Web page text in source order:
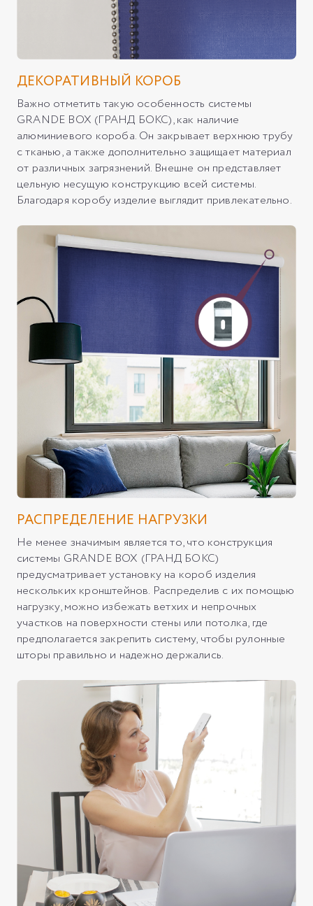
ДЕКОРАТИВНЫЙ КОРОБ
Важно отметить такую особенность системы
GRANDE BOX (ГРАНД БОКС), как наличие
алюминиевого короба. Он закрывает верхнюю трубу
с тканью, а также дополнительно защищает материал
от различных загрязнений. Внешне он представляет
цельную несущую конструкцию всей системы.
Благодаря коробу изделие выглядит привлекательно.
РАСПРЕДЕЛЕНИЕ НАГРУЗКИ
Не менее значимым является то, что конструкция
системы GRANDE BOX (ГРАНД БОКС)
предусматривает установку на короб изделия
нескольких кронштейнов. Распределив с их помощью
нагрузку, можно избежать ветхих и непрочных
участков на поверхности стены или потолка, где
предполагается закрепить систему, чтобы рулонные
шторы правильно и надежно держались.